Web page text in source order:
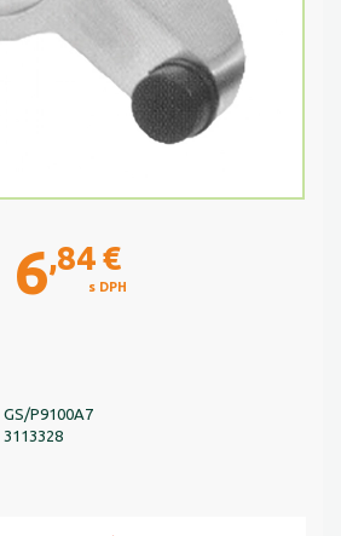
6,84 €
s DPH
GS/P9100A7
3113328